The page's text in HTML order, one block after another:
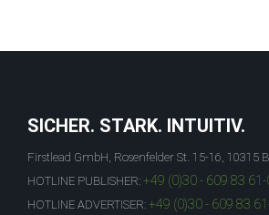
SICHER. STARK. INTUITIV.
Firstlead GmbH, Rosenfelder St. 15-16, 10315
HOTLINE PUBLISHER: +49 (0)30 - 609 83 61-
HOTLINE ADVERTISER: +49 (0)30 - 609 83